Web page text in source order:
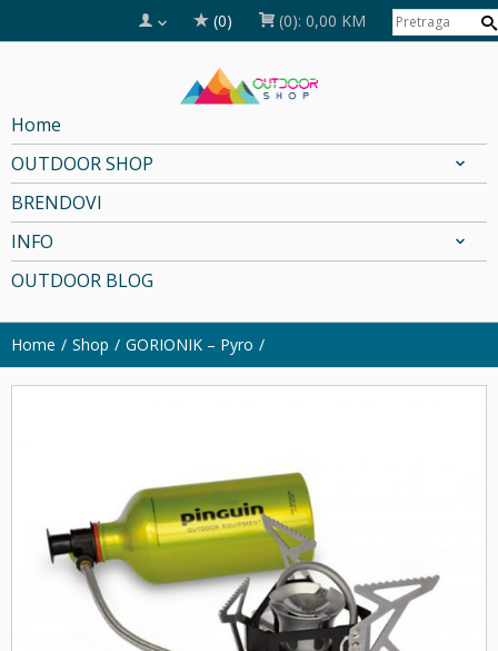
(0) (0): 0,00 KM
Home
OUTDOOR SHOP
BRENDOVI
INFO
OUTDOOR BLOG
Home Shop GORIONIK – Pyro